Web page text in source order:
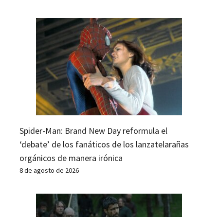
Spider-Man: Brand New Day reformula el
‘debate’ de los fanáticos de los lanzatelarañas
orgánicos de manera irónica
8 de agosto de 2026